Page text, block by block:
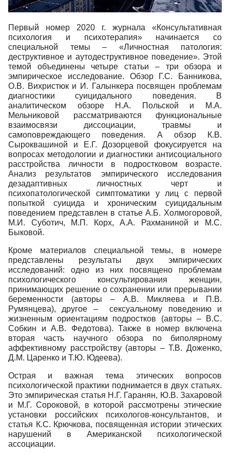
Первый номер 2020 г. журнала «Консультативная
психология и психотерапия» начинается со
специальной темы – «Личностная патология:
деструктивное и аутодеструктивное поведение». Этой
темой объединены четыре статьи – три обзора и
эмпирическое исследование. Обзор Г.С. Банникова,
О.В. Вихристюк и И. Галынкера посвящен проблемам
диагностики суицидального поведения. В
аналитическом обзоре Н.А. Польской и М.А.
Мельниковой рассматриваются функциональные
взаимосвязи диссоциации, травмы и
самоповреждающего поведения. А обзор К.В.
Сыроквашиной и Е.Г. Дозорцевой фокусируется на
вопросах методологии и диагностики антисоциального
расстройства личности в подростковом возрасте.
Анализ результатов эмпирического исследования
дезадаптивных личностных черт и
психопатологической симптоматики у лиц с первой
попыткой суицида и хроническим суицидальным
поведением представлен в статье А.Б. Холмогоровой,
М.И. Суботич, М.П. Корх, А.А. Рахманиной и М.С.
Быковой.
Кроме материалов специальной темы, в номере
представлены результаты двух эмпирических
исследований: одно из них посвящено проблемам
психологического консультирования женщин,
принимающих решение о сохранении или прерывании
беременности (авторы – А.В. Микляева и П.В.
Румянцева), другое – сексуальному поведению и
жизненным ориентациям подростков (авторы – В.С.
Собкин и А.В. Федотова). Также в номер включена
вторая часть научного обзора по биполярному
аффективному расстройству (авторы – Т.В. Доженко,
Д.М. Царенко и Т.Ю. Юдеева).
Острая и важная тема этических вопросов
психологической практики поднимается в двух статьях.
Это эмпирическая статья Н.Г. Гаранян, Ю.В. Захаровой
и М.Г. Сороковой, в которой рассмотрены этические
установки российских психологов-консультантов, и
статья К.С. Крючкова, посвященная истории этических
нарушений в Американской психологической
ассоциации.